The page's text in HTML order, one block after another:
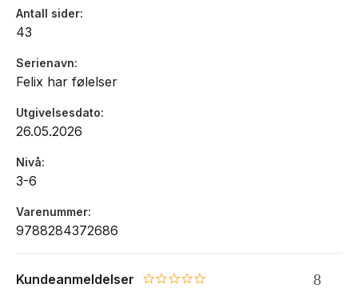
Antall sider
43
Serienavn
Felix har følelser
Utgivelsesdato
26.05.2026
Nivå
3-6
Varenummer
9788284372686
Kundeanmeldelser 0.0 star rating